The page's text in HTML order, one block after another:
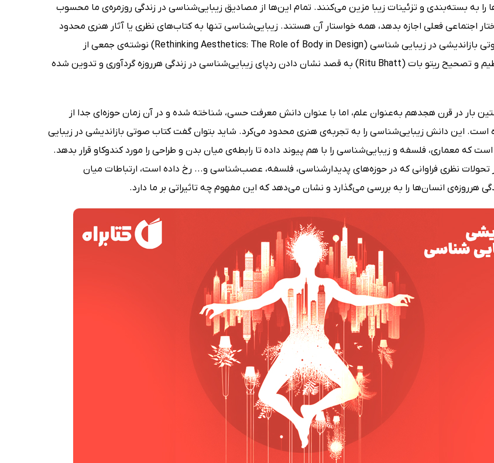
را به بسته‌بندی و تزئینات زیبا مزین می‌کنند. تمام این‌ها از مصادیق زیبایی‌شناسی در زندگی روزمره‌ی ما محسوب
اجتماعی فعلی اجازه بدهد، همه خواستار آن هستند. زیبایی‌شناسی تنها به کتاب‌های نظری یا آثار هنری محدود
نمی‌شود و کتاب صوتی بازاندیشی در زیبایی شناسی (Rethinking Aesthetics: The Role of Body in Design) نوشته‌ی جمعی از
نویسندگان و با تنظیم و تصحیح ریتو بات (Ritu Bhatt) به قصد نشان دادن ردپای زیبایی‌شناسی در زندگی هرروزه گردآوری و تدوین شده
بار در قرن هجدهم به‌عنوان علم، اما با عنوان دانش معرفت حسی، شناخته شده و در آن زمان حوزه‌ای جدا از
است. این دانش زیبایی‌شناسی را به تجربه‌ی هنری محدود می‌کرد. شاید بتوان گفت کتاب صوتی بازاندیشی در زیبایی
که معماری، فلسفه و زیبایی‌شناسی را با هم پیوند داده تا رابطه‌ی میان بدن و طراحی را مورد کندوکاو قرار بدهد.
بر تحولات نظری فراوانی که در حوزه‌های پدیدارشناسی، فلسفه، عصب‌شناسی و... رخ داده است، ارتباطات میان
هرروزه‌ی انسان‌ها را به بررسی می‌گذارد و نشان می‌دهد که این مفهوم چه تاثیراتی بر ما دارد.